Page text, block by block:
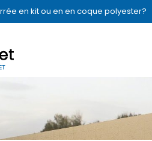
en kit ou en en coque polyester?